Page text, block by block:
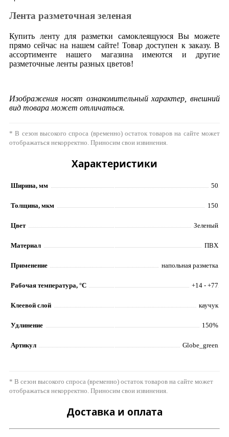
Лента разметочная зеленая
Купить ленту для разметки самоклеящуюся Вы можете
прямо сейчас на нашем сайте! Товар доступен к заказу. В
ассортименте нашего магазина имеются и другие
разметочные ленты разных цветов!
Изображения носят ознакомительный характер, внешний
вид товара может отличаться.
* В сезон высокого спроса (временно) остаток товаров на сайте может
отображаться некорректно. Приносим свои извинения.
Характеристики
Ширина, мм 50
Толщина, мкм 150
Цвет Зеленый
Материал ПВХ
Применение напольная разметка
Рабочая температура, °C +14 - +77
Клеевой слой каучук
Удлинение 150%
Артикул Globe_green
* В сезон высокого спроса (временно) остаток товаров на сайте может
отображаться некорректно. Приносим свои извинения.
Доставка и оплата